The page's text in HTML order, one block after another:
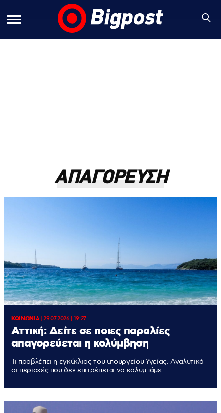
ΑΠΑΓΟΡΕΥΣΗ
ΚΟΙΝΩΝΙΑ|29.07.2026 | 19:27
Αττική: Δείτε σε ποιες παραλίες
απαγορεύεται η κολύμβηση
Τι προβλέπει η εγκύκλιος του υπουργείου Υγείας. Αναλυτικά
οι περιοχές που δεν επιτρέπεται να καλυμπάμε